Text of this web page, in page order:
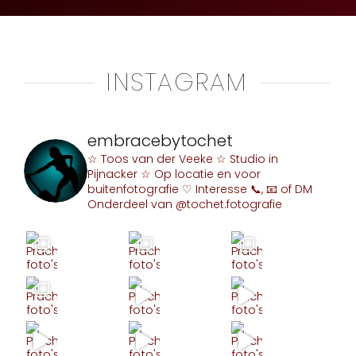
INSTAGRAM
embracebytochet
☆ Toos van der Veeke ☆ Studio in
Pijnacker ☆ Op locatie en voor
buitenfotografie ♡ Interesse 📞, 📧 of DM
Onderdeel van @tochet.fotografie